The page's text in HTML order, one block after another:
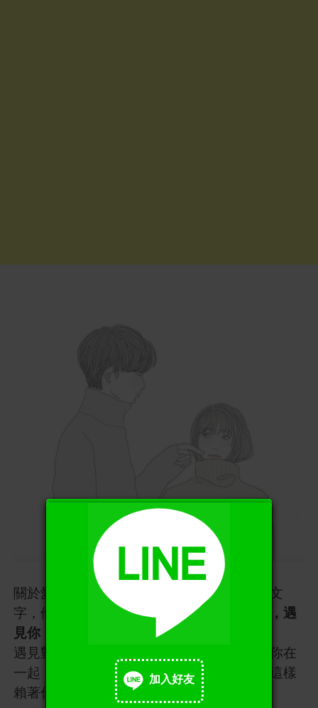
加入好友
關於愛情，錢鐘書曾經寫給楊絳一段很美的文
字，他說：「
沒遇到你之前，我沒想過結婚，遇
見你，結婚這事我沒想過和別人
遇見對的人，大概就是這種感覺吧。只想和你在
一起，只想和你結婚，其他人我都不要，就這樣
賴著你一輩子。